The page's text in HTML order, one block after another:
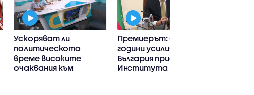
Ускоряват ли
политическото
време високите
очаквания към
Премиерът: След 15
години усилия
България придоби
Института по
българската